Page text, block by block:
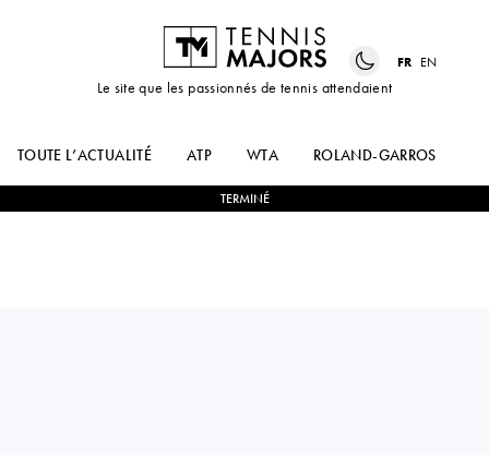
Le site que les passionnés de tennis attendaient
FR EN
TOUTE L’ACTUALITÉ ATP WTA ROLAND-GARROS
TERMINÉ